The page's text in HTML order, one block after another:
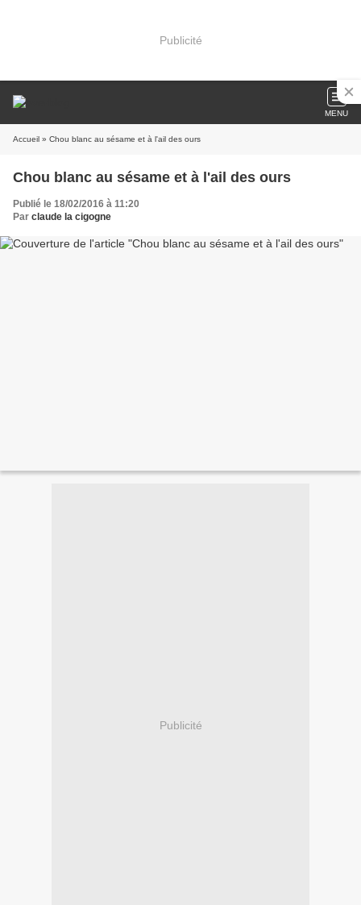
Publicité
MENU
Accueil » Chou blanc au sésame et à l'ail des ours
Chou blanc au sésame et à l'ail des ours
Publié le 18/02/2016 à 11:20
Par claude la cigogne
Publicité